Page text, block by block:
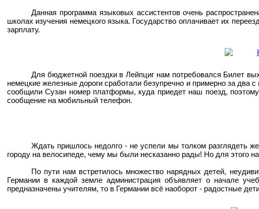
Данная программа языковых ассистентов очень
школах изучения немецкого языка. Государство оплачивает их
зарплату.
Для бюджетной поездки в Лейпциг нам потребовался Билет
немецкие железные дороги сработали безупречно и примерно за
сообщили Сузан номер платформы, куда приедет наш поезд,
сообщение на мобильный телефон.
Ждать пришлось недолго - не успели мы толком разглядеть
городу на велосипеде, чему мы были несказанно рады! Но для этого
По пути нам встретилось множество нарядных детей,
Германии в каждой земле администрация объявляет о начале
предназначены учителям, то в Германии всё наоборот - радостные